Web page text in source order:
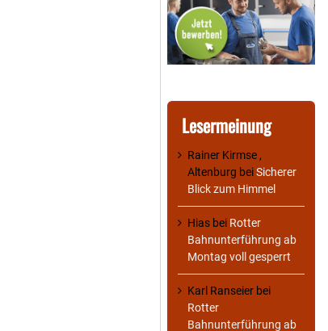
Lesermeinung
Rainer Kirmse ,
Altenburg beiSicherer
Blick zum Himmel
Hias bei Rotter
Bahnunterführung ab
Montag voll gesperrt
Karl Ranseier bei
Rotter
Bahnunterführung ab